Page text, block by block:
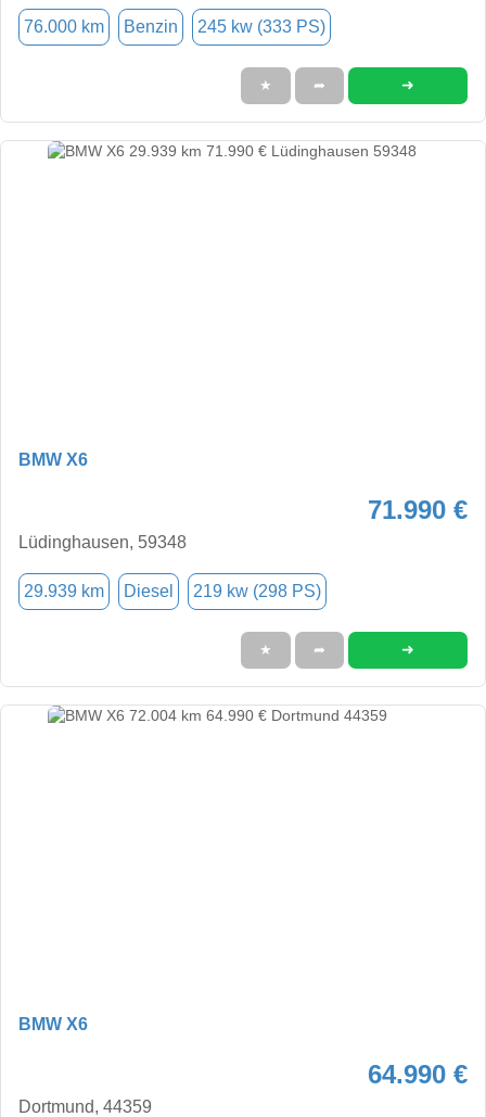
76.000 km Benzin 245 kw (333 PS)
★ ➦ ➜
BMW X6
71.990 €
Lüdinghausen, 59348
29.939 km Diesel 219 kw (298 PS)
★ ➦ ➜
BMW X6
64.990 €
Dortmund, 44359